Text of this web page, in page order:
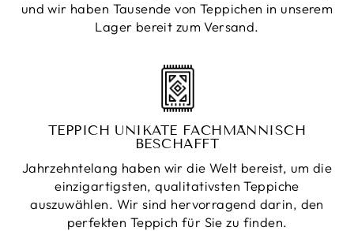
und wir haben Tausende von Teppichen in unserem
Lager bereit zum Versand.
TEPPICH UNIKATE FACHMÄNNISCH
BESCHAFFT
Jahrzehntelang haben wir die Welt bereist, um die
einzigartigsten, qualitativsten Teppiche
auszuwählen. Wir sind hervorragend darin, den
perfekten Teppich für Sie zu finden.